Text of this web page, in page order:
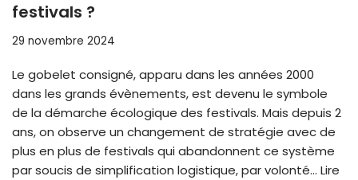
festivals ?
29 novembre 2024
Le gobelet consigné, apparu dans les années 2000
dans les grands évènements, est devenu le symbole
de la démarche écologique des festivals. Mais depuis 2
ans, on observe un changement de stratégie avec de
plus en plus de festivals qui abandonnent ce système
par soucis de simplification logistique, par volonté… Lire